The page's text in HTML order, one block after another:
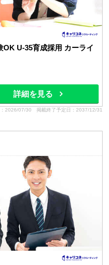
OK U-35育成採用 カーライ
詳細を見る
2026/07/30 掲載終了予定日：2037/12/31